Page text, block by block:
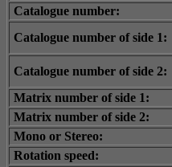
Catalogue number:
Catalogue number of side 1:
Catalogue number of side 2:
Matrix number of side 1:
Matrix number of side 2:
Mono or Stereo:
Rotation speed: